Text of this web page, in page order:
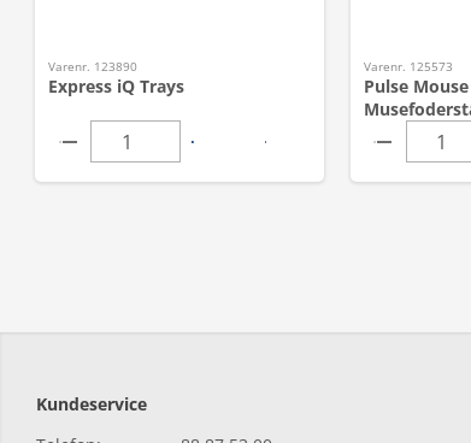
Varenr. 123890
Express iQ Trays
Varenr. 125573
Pulse
Kundeservice